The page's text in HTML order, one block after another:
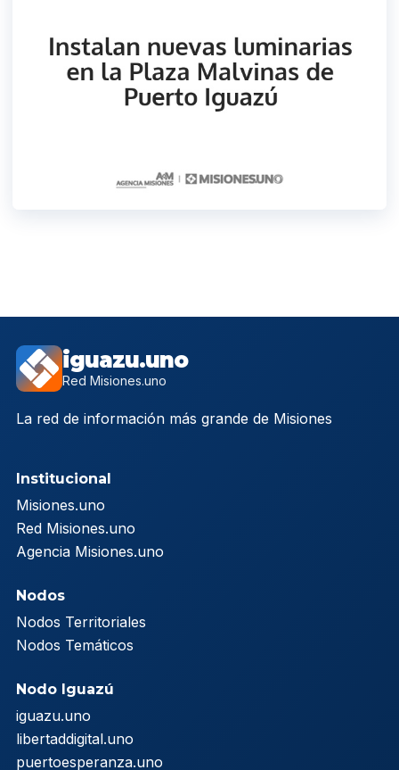
iguazu.uno
Red Misiones.uno
La red de información más grande de Misiones
Institucional
Misiones.uno
Red Misiones.uno
Agencia Misiones.uno
Nodos
Nodos Territoriales
Nodos Temáticos
Nodo Iguazú
iguazu.uno
libertaddigital.uno
puertoesperanza.uno